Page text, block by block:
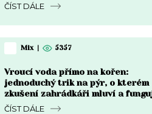
ČÍST DÁLE
Mix 5357
Vroucí voda přímo na kořen:
jednoduchý trik na pýr, o kterém
zkušení zahrádkáři mluví a
do týdne
ČÍST DÁLE